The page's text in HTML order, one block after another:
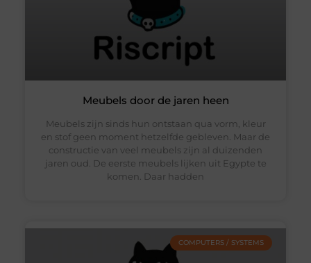
Meubels door de jaren heen
Meubels zijn sinds hun ontstaan qua vorm, kleur
en stof geen moment hetzelfde gebleven. Maar de
constructie van veel meubels zijn al duizenden
jaren oud. De eerste meubels lijken uit Egypte te
komen. Daar hadden
COMPUTERS / SYSTEMS